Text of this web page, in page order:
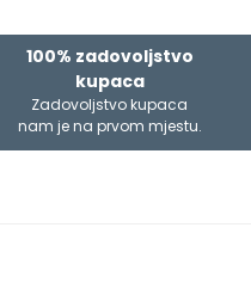
100% zadovoljstvo
kupaca
Zadovoljstvo kupaca
nam je na prvom mjestu.